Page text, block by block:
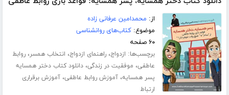
از: محمدامین عرفانی زاده
موضوع:کتاب‌های روانشناسی
۶۰ صفحه
برچسب‌ها: ازدواج،راهنمای ازدواج، انتخاب همسر،روابط
عاطفی، موفقیت در زندگی،دانلود کتاب دختر همسایه
پسر همسایه،آموزش روابط عاطفی،آموزش برقراری
ارتباط